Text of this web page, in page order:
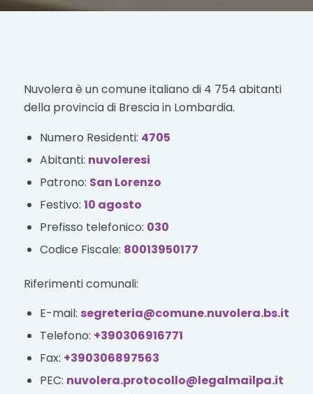
Nuvolera è un comune italiano di 4 754 abitanti
della provincia di Brescia in Lombardia.
Numero Residenti: 4705
Abitanti: nuvoleresi
Patrono: San Lorenzo
Festivo: 10 agosto
Prefisso telefonico: 030
Codice Fiscale: 80013950177
Riferimenti comunali:
E-mail: segreteria@comune.nuvolera.bs.it
Telefono: +390306916771
Fax: +390306897563
PEC: nuvolera.protocollo@legalmailpa.it